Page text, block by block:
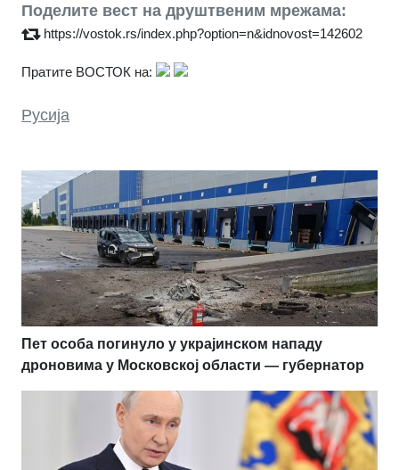
Поделите вест на друштвеним мрежама:
https://vostok.rs/index.php?option=n&idnovost=142602
Пратите ВОСТОК на:
Русија
Пет особа погинуло у украјинском нападу
дроновима у Московској области — губернатор